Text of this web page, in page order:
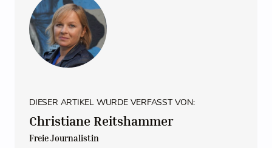
DIESER ARTIKEL WURDE VERFASST VON:
Christiane Reitshammer
Freie Journalistin